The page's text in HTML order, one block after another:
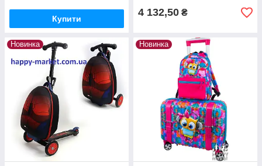
Купити
4 132,50 ₴
Новинка Новинка